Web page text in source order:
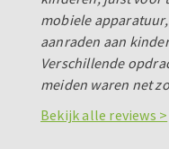
mobiele
aanraden aan
Verschillende
meiden waren net
Bekijk alle reviews >